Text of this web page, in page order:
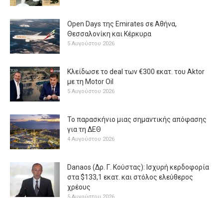
Open Days της Emirates σε Αθήνα,
Θεσσαλονίκη και Κέρκυρα
5 Αυγούστου 2026
Κλείδωσε το deal των €300 εκατ. του Aktor
με τη Μotor Oil
5 Αυγούστου 2026
Το παρασκήνιο μιας σημαντικής απόφασης
για τη ΔΕΘ
4 Αυγούστου 2026
Danaos (Δρ. Γ. Κούστας): Ισχυρή κερδοφορία
στα $133,1 εκατ. και στόλος ελεύθερος
χρέους